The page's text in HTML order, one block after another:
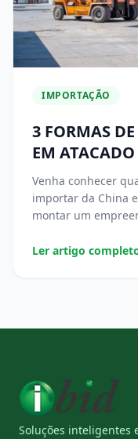
IMPORTAÇÃO
3 FORMAS
EM ATACADO
Venha conhecer
importar da China
montar um
Ler artigo
Soluções inteligentes